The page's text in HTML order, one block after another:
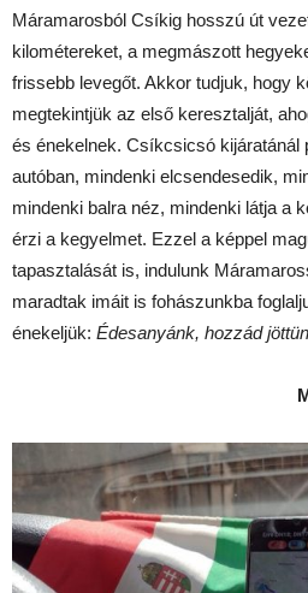
Máramarosból Csíkig hosszú út
kilométereket, a megmászott
frissebb levegőt. Akkor tudjuk, hogy
megtekintjük az első keresztalját,
és énekelnek. Csíkcsicsó kijáratánál
autóban, mindenki elcsendesedik,
mindenki balra néz, mindenki látja a
érzi a kegyelmet. Ezzel a képpel
tapasztalását is, indulunk
maradtak imáit is fohászunkba
énekeljük: Édesanyánk, hozzád